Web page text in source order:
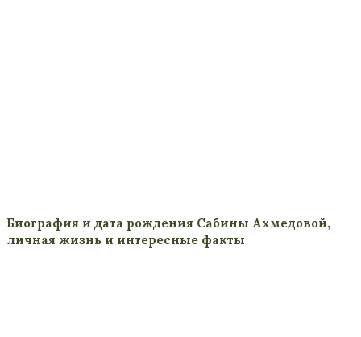
Биография и дата рождения Сабины Ахмедовой,
личная жизнь и интересные факты